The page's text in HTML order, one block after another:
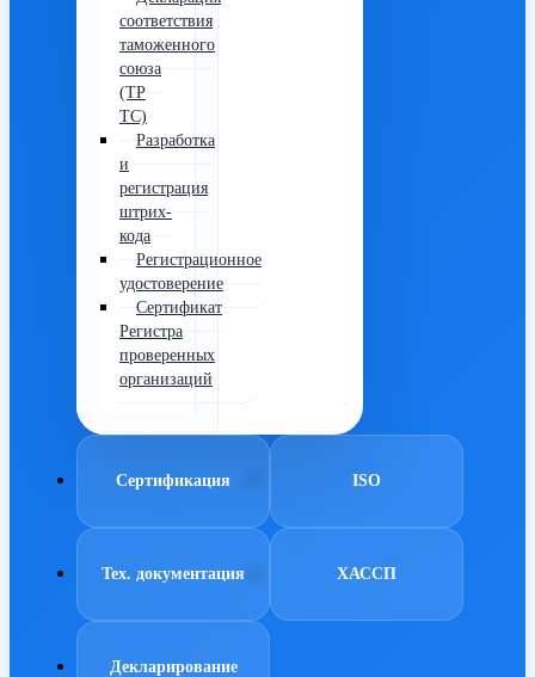
соответствия
таможенного
союза
(ТР
ТС)
Разработка
и
регистрация
штрих-
кода
Регистрационное
удостоверение
Сертификат
Регистра
проверенных
организаций
Сертификация ISO
Тех. документация ХАССП
Декларирование